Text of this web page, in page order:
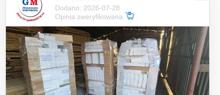
Dodano: 2026-07-28
Opinia zweryfikowana